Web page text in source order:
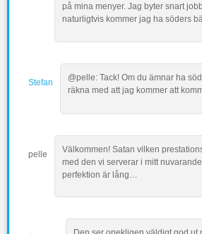
på mina menyer. Jag byter snart
naturligtvis kommer jag ha söders
Stefan
@pelle: Tack! Om du ämnar ha
räkna med att jag kommer att
pelle
Välkommen! Satan vilken
med den vi serverar i mitt
perfektion är lång…